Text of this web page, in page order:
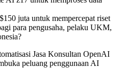
juta untuk mempercepat riset
para pengusaha, pelaku UKM,
Jasa Konsultan OpenAI
peluang penggunaan AI